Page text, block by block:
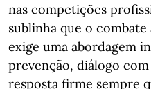
nas competições
sublinha que o
exige uma abordagem
prevenção, diálogo
resposta firme sempre